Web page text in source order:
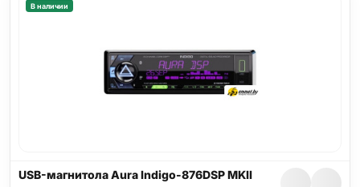
В наличии
USB-магнитола Aura Indigo-876DSP MKII